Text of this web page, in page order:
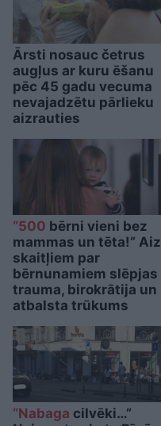
Ārsti nosauc četrus
augļus ar kuru ēšanu
pēc 45 gadu vecuma
nevajadzētu pārlieku
aizrauties
“500 bērni vieni bez
mammas un tēta!” Aiz
skaitļiem par
bērnunamiem slēpjas
trauma, birokrātija un
atbalsta trūkums
“Nabaga cilvēki…”